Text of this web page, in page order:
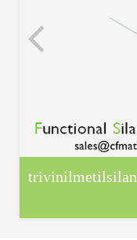
trivinilmetilsilan